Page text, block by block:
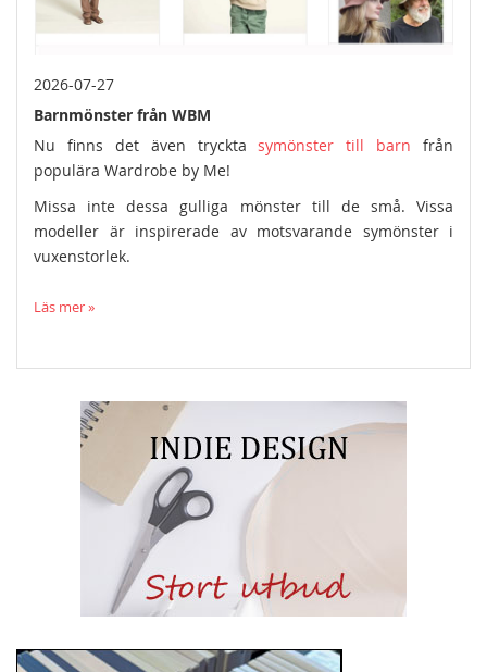
2026-07-27
Barnmönster från WBM
Nu finns det även trycktasymönster till barn från
populära Wardrobe by Me!
Missa inte dessa gulliga mönster till de små. Vissa
modeller är inspirerade av motsvarande symönster i
vuxenstorlek.
Läs mer »